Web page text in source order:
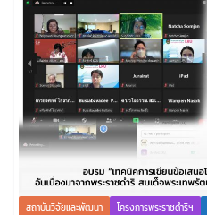
สถาบันวิจัยและพัฒนา โครงการพระราชดำริฯ